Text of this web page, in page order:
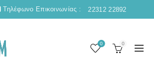
Τηλέφωνο Επικοινωνίας : 22312 22892
0 0